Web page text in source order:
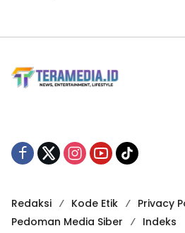
Redaksi Kode Etik Privacy
Pedoman Media Siber
Indeks